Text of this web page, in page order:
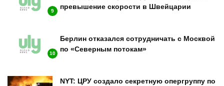
9
превышение скорости в Швейцарии
10
Берлин отказался сотрудничать с Москвой
по «Северным потокам»
NYT: ЦРУ создало секретную опергруппу по